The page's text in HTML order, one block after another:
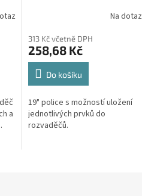
a
Na dotaz
313 Kč včetně DPH
258,68 Kč
Do košíku
19" police s možností uložení
jednotlivých prvků do
rozvaděčů.